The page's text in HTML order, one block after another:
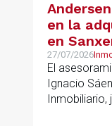
en la
en
65M€
27/07/2026
El
Ignacio
Inmobiliario,